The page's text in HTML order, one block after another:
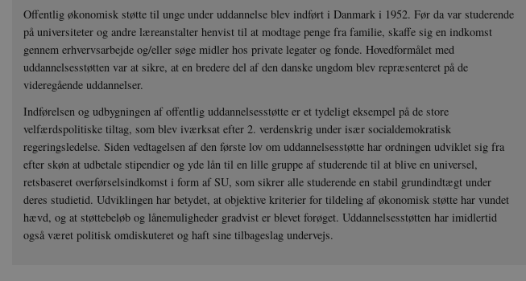
Offentlig økonomisk støtte til unge under uddannelse blev indført i Danmark i 1952. Før da var studerende
på universiteter og andre læreanstalter henvist til at modtage penge fra familie, skaffe sig en indkomst
gennem erhvervsarbejde og/eller søge midler hos private legater og fonde. Hovedformålet med
uddannelsesstøtten var at sikre, at en bredere del af den danske ungdom blev repræsenteret på de
videregående uddannelser.
Indførelsen og udbygningen af offentlig uddannelsesstøtte er et tydeligt eksempel på de store
velfærdspolitiske tiltag, som blev iværksat efter 2. verdenskrig under især socialdemokratisk
regeringsledelse. Siden vedtagelsen af den første lov om uddannelsesstøtte har ordningen udviklet sig fra
efter skøn at udbetale stipendier og yde lån til en lille gruppe af studerende til at blive en universel,
retsbaseret overførselsindkomst i form af SU, som sikrer alle studerende en stabil grundindtægt under
deres studietid. Udviklingen har betydet, at objektive kriterier for tildeling af økonomisk støtte har vundet
hævd, og at støttebeløb og lånemuligheder gradvist er blevet forøget. Uddannelsesstøtten har imidlertid
også været politisk omdiskuteret og haft sine tilbageslag undervejs.